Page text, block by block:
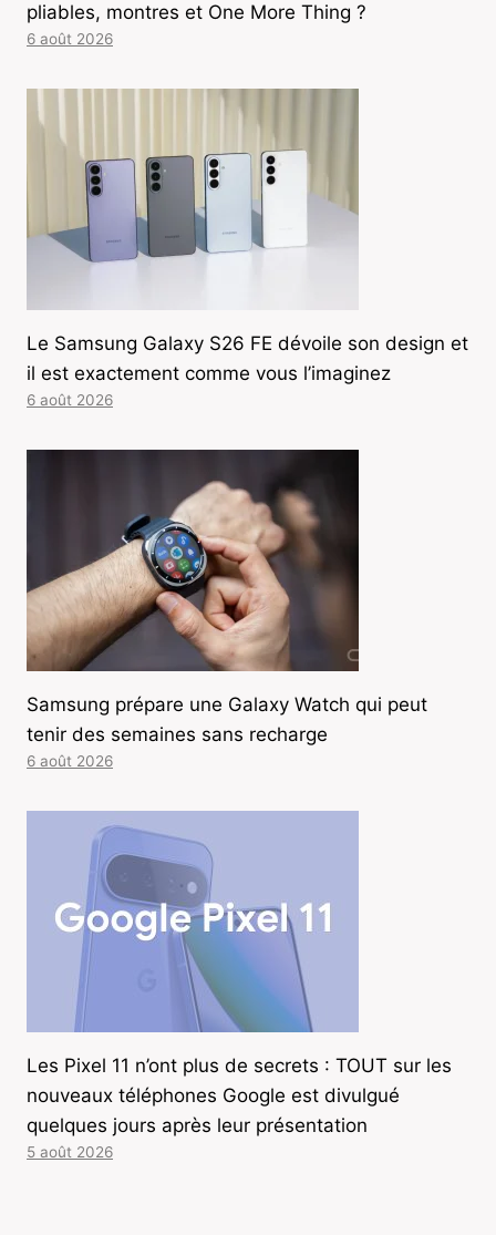
pliables, montres et One More Thing ?
6 août 2026
Le Samsung Galaxy S26 FE dévoile son design et
il est exactement comme vous l’imaginez
6 août 2026
Samsung prépare une Galaxy Watch qui peut
tenir des semaines sans recharge
6 août 2026
Les Pixel 11 n’ont plus de secrets : TOUT sur les
nouveaux téléphones Google est divulgué
quelques jours après leur présentation
5 août 2026